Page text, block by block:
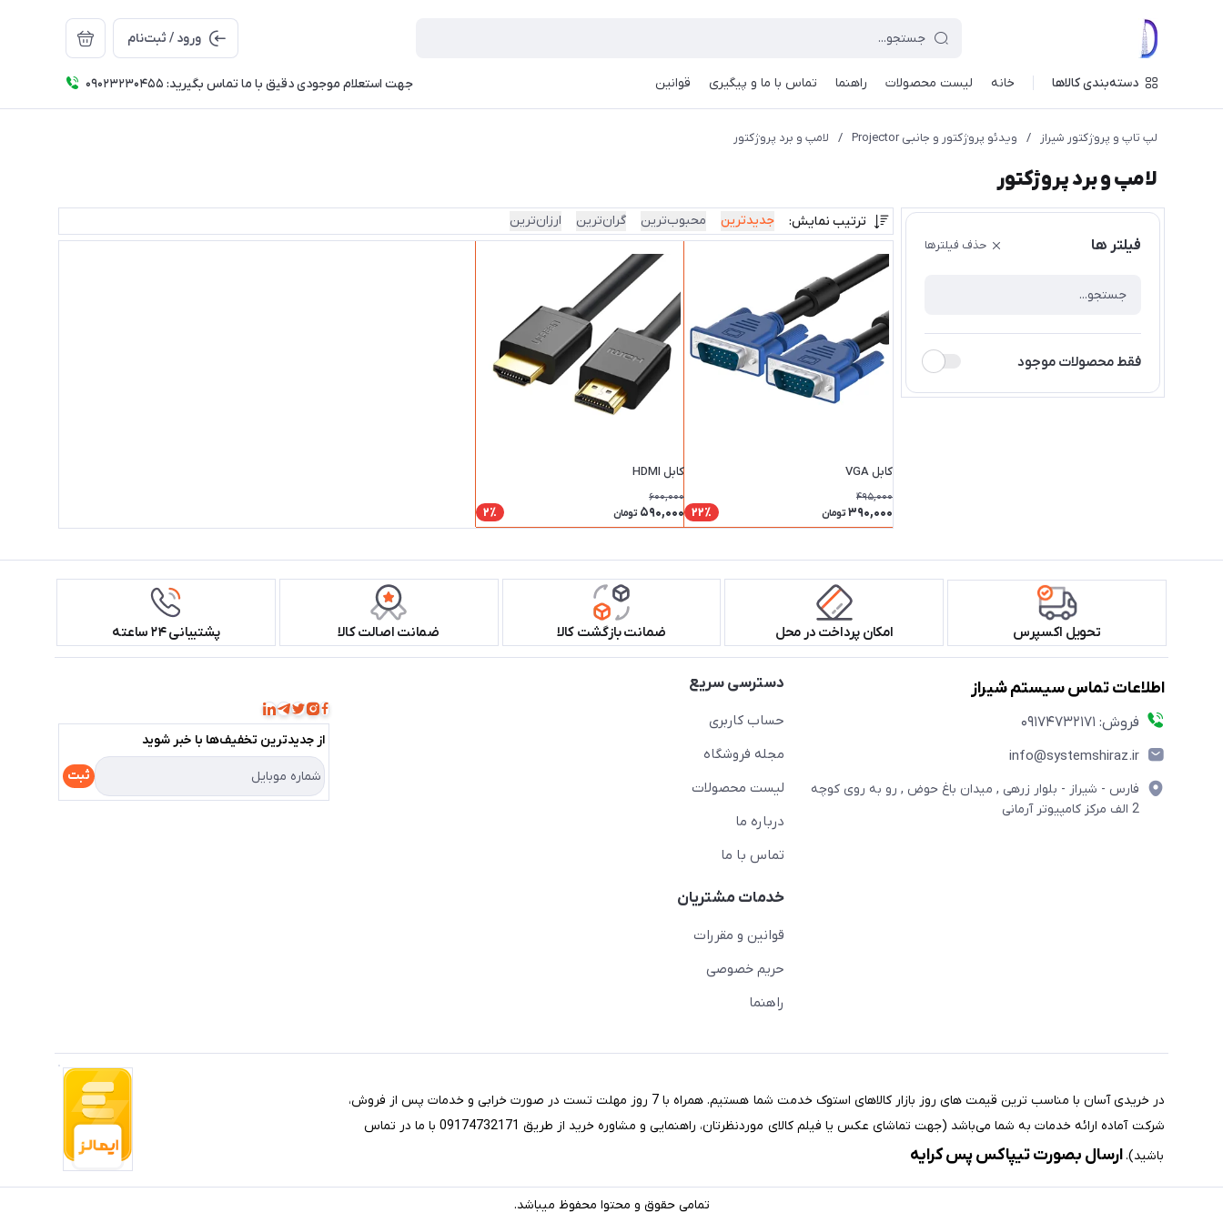
ورود / ثبت‌نام
دسته‌بندی کالاها خانه لیست محصولات راهنما تماس با ما و پیگیری قوانین جهت استعلام موجودی دقیق با ما تماس بگیرید: 09023230455
لپ تاپ و پروژکتور شیراز / ویدئو پروژکتور و جانبی Projector / لامپ و برد پروژکتور
لامپ و برد پروژکتور
فیلتر ها حذف فیلترها
فقط محصولات موجود
ترتیب نمایش: جدیدترین محبوب‌ترین گران‌ترین ارزان‌ترین
کابل VGA
495,000
390,000 تومان 22٪
کابل HDMI
600,000
590,000 تومان 2٪
تحویل اکسپرس امکان پرداخت در محل ضمانت بازگشت کالا ضمانت اصالت کالا پشتیبانی ۲۴ ساعته
اطلاعات تماس سیستم شیراز
فروش: 09174732171
info@systemshiraz.ir
فارس - شیراز - بلوار زرهی , میدان باغ حوض , رو به روی کوچه
2 الف مرکز کامپیوتر آرمانی
دسترسی سریع
حساب کاربری
مجله فروشگاه
لیست محصولات
درباره ما
تماس با ما
خدمات مشتریان
قوانین و مقررات
حریم خصوصی
راهنما
از جدید‌ترین تخفیف‌ها با‌ خبر شوید
ثبت
در خریدی آسان با مناسب ترین قیمت های روز بازار کالاهای استوک خدمت شما هستیم. همراه با 7 روز مهلت تست در صورت خرابی و خدمات پس از فروش،
شرکت آماده ارائه خدمات به شما می‌باشد (جهت تماشای عکس یا فیلم کالای موردنظرتان، راهنمایی و مشاوره خرید از طریق 09174732171 با ما در تماس
باشید).ارسال بصورت تیپاکس پس کرایه
تمامی حقوق و محتوا محفوظ میباشد.